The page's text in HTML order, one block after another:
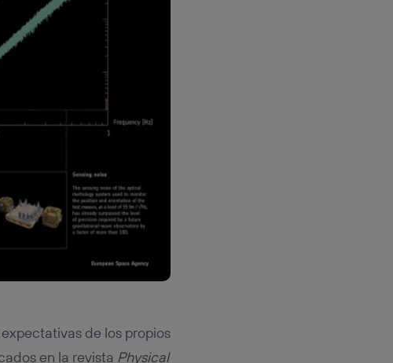
de los propios
en la revista Physical